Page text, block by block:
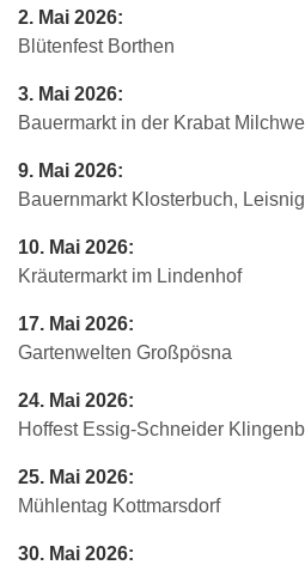
2. Mai 2026:
Blütenfest Borthen
3. Mai 2026:
Bauermarkt in der Krabat
9. Mai 2026:
Bauernmarkt Klosterbuch, Leisnig
10. Mai 2026:
Kräutermarkt im Lindenhof
17. Mai 2026:
Gartenwelten Großpösna
24. Mai 2026:
Hoffest Essig-Schneider
25. Mai 2026:
Mühlentag Kottmarsdorf
30. Mai 2026: